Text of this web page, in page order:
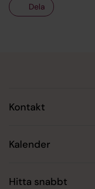
Dela
Kontakt
Kalender
Hitta snabbt